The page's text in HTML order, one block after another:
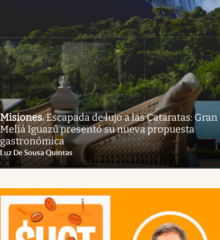
Misiones.Escapada de lujo a las Cataratas: Gran
Meliá Iguazú presentó su nueva propuesta
gastronómica
Luz De Sousa Quintas